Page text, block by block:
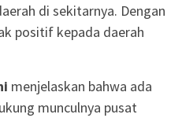
di sekitarnya. Dengan
positif kepada daerah
menjelaskan bahwa ada
munculnya pusat